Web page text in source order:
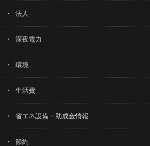
法人
深夜電力
環境
生活費
省エネ設備・助成金情報
節約